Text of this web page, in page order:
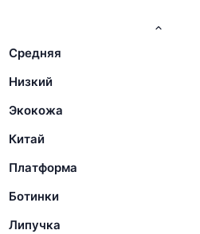
Средняя
Низкий
Экокожа
Китай
Платформа
Ботинки
Липучка